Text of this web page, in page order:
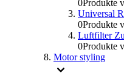
0Produkte
Universal
0Produkte
Luftfilter
0Produkte
Motor styling